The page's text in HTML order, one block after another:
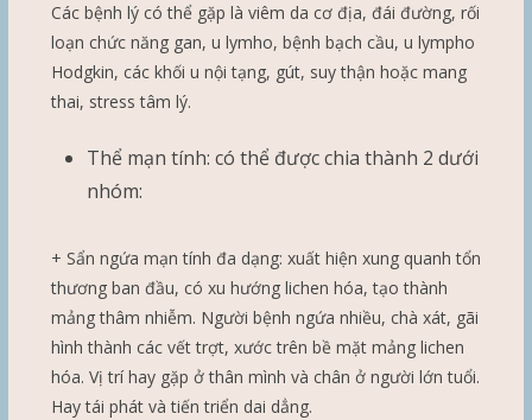
Các bệnh lý có thể gặp là viêm da cơ địa, đái đường, rối
loạn chức năng gan, u lymho, bệnh bạch cầu, u lympho
Hodgkin, các khối u nội tạng, gút, suy thận hoặc mang
thai, stress tâm lý.
Thể mạn tính: có thể được chia thành 2 dưới
nhóm:
+ Sẩn ngứa mạn tính đa dạng: xuất hiện xung quanh tổn
thương ban đầu, có xu hướng lichen hóa, tạo thành
mảng thâm nhiễm. Người bệnh ngứa nhiều, chà xát, gãi
hình thành các vết trợt, xước trên bề mặt mảng lichen
hóa. Vị trí hay gặp ở thân mình và chân ở người lớn tuổi.
Hay tái phát và tiến triển dai dẳng.